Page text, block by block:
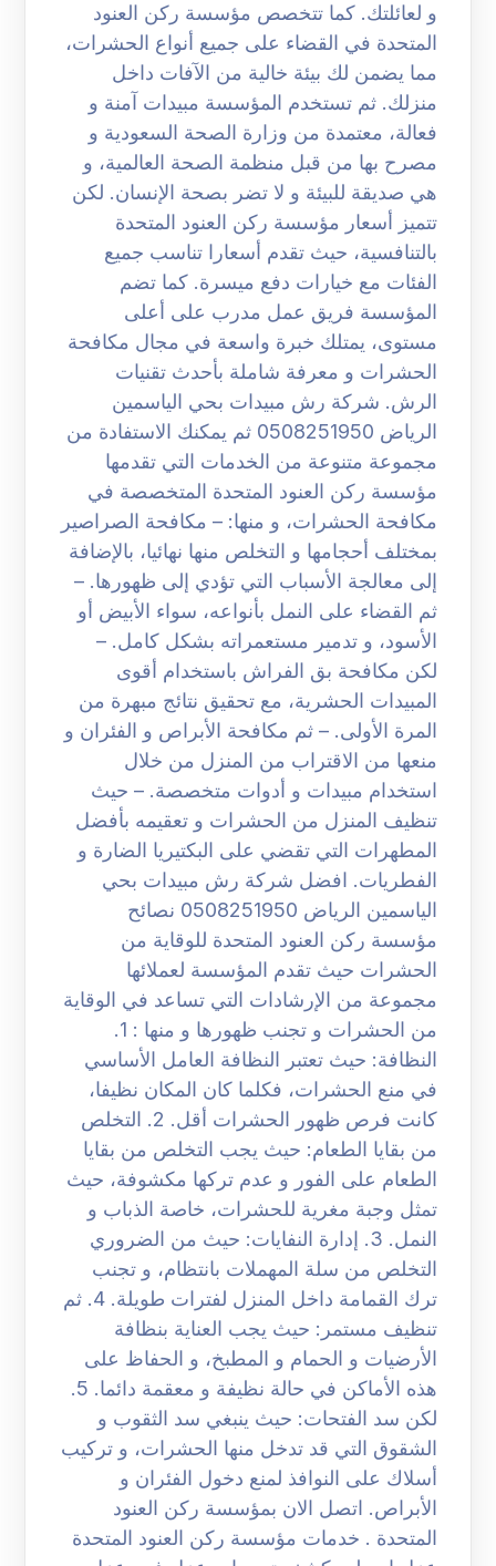
و لعائلتك. كما تتخصص مؤسسة ركن العنود
المتحدة في القضاء على جميع أنواع الحشرات،
مما يضمن لك بيئة خالية من الآفات داخل
منزلك. ثم تستخدم المؤسسة مبيدات آمنة و
فعالة، معتمدة من وزارة الصحة السعودية و
مصرح بها من قبل منظمة الصحة العالمية، و
هي صديقة للبيئة و لا تضر بصحة الإنسان. لكن
تتميز أسعار مؤسسة ركن العنود المتحدة
بالتنافسية، حيث تقدم أسعارا تناسب جميع
الفئات مع خيارات دفع ميسرة. كما تضم
المؤسسة فريق عمل مدرب على أعلى
مستوى، يمتلك خبرة واسعة في مجال مكافحة
الحشرات و معرفة شاملة بأحدث تقنيات
الرش. شركة رش مبيدات بحي الياسمين
الرياض 0508251950 ثم يمكنك الاستفادة من
مجموعة متنوعة من الخدمات التي تقدمها
مؤسسة ركن العنود المتحدة المتخصصة في
مكافحة الحشرات، و منها: – مكافحة الصراصير
بمختلف أحجامها و التخلص منها نهائيا، بالإضافة
إلى معالجة الأسباب التي تؤدي إلى ظهورها. –
ثم القضاء على النمل بأنواعه، سواء الأبيض أو
الأسود، و تدمير مستعمراته بشكل كامل. –
لكن مكافحة بق الفراش باستخدام أقوى
المبيدات الحشرية، مع تحقيق نتائج مبهرة من
المرة الأولى. – ثم مكافحة الأبراص و الفئران و
منعها من الاقتراب من المنزل من خلال
استخدام مبيدات و أدوات متخصصة. – حيث
تنظيف المنزل من الحشرات و تعقيمه بأفضل
المطهرات التي تقضي على البكتيريا الضارة و
الفطريات. افضل شركة رش مبيدات بحي
الياسمين الرياض 0508251950 نصائح
مؤسسة ركن العنود المتحدة للوقاية من
الحشرات حيث تقدم المؤسسة لعملائها
مجموعة من الإرشادات التي تساعد في الوقاية
من الحشرات و تجنب ظهورها و منها : 1.
النظافة: حيث تعتبر النظافة العامل الأساسي
في منع الحشرات، فكلما كان المكان نظيفا،
كانت فرص ظهور الحشرات أقل. 2. التخلص
من بقايا الطعام: حيث يجب التخلص من بقايا
الطعام على الفور و عدم تركها مكشوفة، حيث
تمثل وجبة مغرية للحشرات، خاصة الذباب و
النمل. 3. إدارة النفايات: حيث من الضروري
التخلص من سلة المهملات بانتظام، و تجنب
ترك القمامة داخل المنزل لفترات طويلة. 4. ثم
تنظيف مستمر: حيث يجب العناية بنظافة
الأرضيات و الحمام و المطبخ، و الحفاظ على
هذه الأماكن في حالة نظيفة و معقمة دائما. 5.
لكن سد الفتحات: حيث ينبغي سد الثقوب و
الشقوق التي قد تدخل منها الحشرات، و تركيب
أسلاك على النوافذ لمنع دخول الفئران و
الأبراص. اتصل الان بمؤسسة ركن العنود
المتحدة . خدمات مؤسسة ركن العنود المتحدة